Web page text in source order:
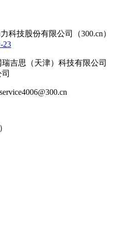
科技股份有限公司（300.cn）
23
吉思（天津）科技有限公司